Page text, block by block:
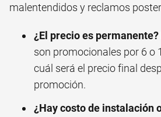
malentendidos y reclamos
¿El precio es permanente?
son promocionales por 6 o
cuál será el precio final
promoción.
¿Hay costo de instalación